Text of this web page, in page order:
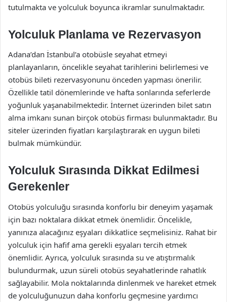
tutulmakta ve yolculuk boyunca ikramlar sunulmaktadır.
Yolculuk Planlama ve Rezervasyon
Adana’dan İstanbul’a otobüsle seyahat etmeyi
planlayanların, öncelikle seyahat tarihlerini belirlemesi ve
otobüs bileti rezervasyonunu önceden yapması önerilir.
Özellikle tatil dönemlerinde ve hafta sonlarında seferlerde
yoğunluk yaşanabilmektedir. İnternet üzerinden bilet satın
alma imkanı sunan birçok otobüs firması bulunmaktadır. Bu
siteler üzerinden fiyatları karşılaştırarak en uygun bileti
bulmak mümkündür.
Yolculuk Sırasında Dikkat Edilmesi
Gerekenler
Otobüs yolculuğu sırasında konforlu bir deneyim yaşamak
için bazı noktalara dikkat etmek önemlidir. Öncelikle,
yanınıza alacağınız eşyaları dikkatlice seçmelisiniz. Rahat bir
yolculuk için hafif ama gerekli eşyaları tercih etmek
önemlidir. Ayrıca, yolculuk sırasında su ve atıştırmalık
bulundurmak, uzun süreli otobüs seyahatlerinde rahatlık
sağlayabilir. Mola noktalarında dinlenmek ve hareket etmek
de yolculuğunuzun daha konforlu geçmesine yardımcı